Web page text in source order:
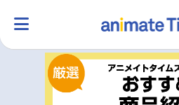
ランキング